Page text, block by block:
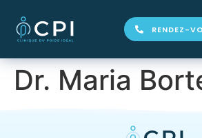
RENDEZ-
Dr. Maria